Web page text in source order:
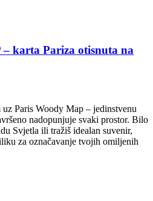
karta Pariza otisnuta na
Paris Woody Map – jedinstvenu
nadopunjuje svaki prostor. Bilo
Svjetla ili tražiš idealan suvenir,
za označavanje tvojih omiljenih